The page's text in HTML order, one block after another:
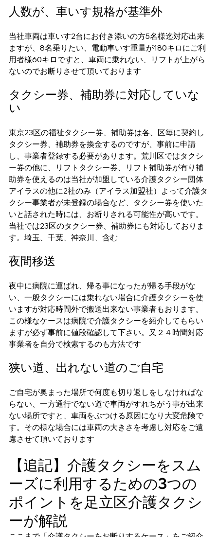
人数が、車いす規格が基準外
当社車両は車いす2台にお付き添いの方5名様迄対応出来
ますが、8名乗りたい、電動車いす重量が180キロにご利
用者様60キロですと、車両に乗れない、リフトが上がら
ないのでお断りさせて頂いております
タクシー券、補助券に対応していな
い
東京23区の福祉タクシー券、補助券は各、区毎に契約し
タクシー券、補助券を換金するのですが、事前に申請
し、事業者登録する必要があります。荒川区ではタクシ
ー券の他に、リフトタクシー券、リフト補助券が有り補
助券を使えるのは当社が加盟している介護タクシー団体
アイラスの他に2社のみ（アイラス加盟社）よって介護タ
クシー事業者が未登録の場合など、タクシー券を使いた
いと話された時には、お断りされる可能性が高いです。
当社では23区のタクシー券、補助券にも対応しておりま
す。埼玉、千葉、神奈川、含む
夜間移送
夜中に病院に運ばれ、帰る事になったが帰る手段がな
い、一般タクシーには乗れない場合に介護タクシーを使
いますが対応時間外で搬送出来ない事業者もおります。
この様なケースは病院で介護タクシーを紹介してもらい
ますが必ず事前に値段確認して下さい。又２４時間対応
事業者を自分で検索するのも方法です
狭い道、出れない道のご自宅
ご自宅が奥まった場所で何度も切り返しをしなければな
らない、一方通行でない道で車両がすれちがう事が出来
ない場所ですと、車両をぶつける原因になり大変危険で
す。その様な場合には車両の大きさを考慮し対応をご遠
慮させて頂いております
【追記】介護タクシーをスム
ーズに利用するための3つの
ポイントを足立区介護タクシ
ーが解説